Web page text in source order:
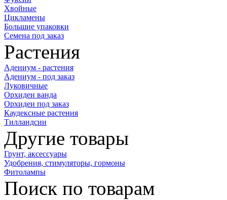
Хвойные
Цикламены
Большие упаковки
Семена под заказ
Растения
Адениум - растения
Адениум - под заказ
Луковичные
Орхидеи ванда
Орхидеи под заказ
Каудексные растения
Тилландсии
Другие товары
Грунт, аксессуары
Удобрения, стимуляторы, гормоны
Фитолампы
Поиск по товарам